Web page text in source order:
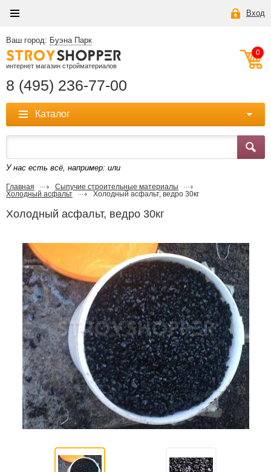
Вход
Ваш город: Буэна Парк
интернет магазин стройматериалов
8 (495) 236-77-00
0
Каталог
У нас есть всё, например: или
Главная
Сыпучие строительные материалы
Холодный асфальт
Холодный асфальт, ведро 30кг
Холодный асфальт, ведро 30кг